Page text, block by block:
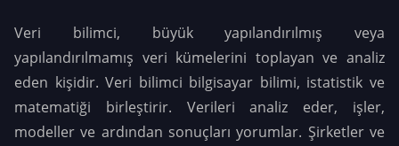
Veri bilimci, büyük yapılandırılmış veya
yapılandırılmamış veri kümelerini toplayan ve analiz
eden kişidir. Veri bilimci bilgisayar bilimi, istatistik ve
matematiği birleştirir. Verileri analiz eder, işler,
modeller ve ardından sonuçları yorumlar. Şirketler ve